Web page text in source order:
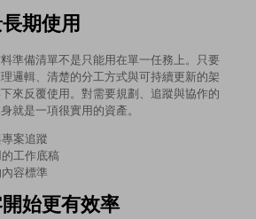
期使用
準備清單不是只能用在單一任務上。只要
邏輯、清楚的分工方式與可持續更新的架
來反覆使用。對需要規劃、追蹤與協作的
就是一項很實用的資產。
案追蹤
工作底稿
容標準
始更有效率